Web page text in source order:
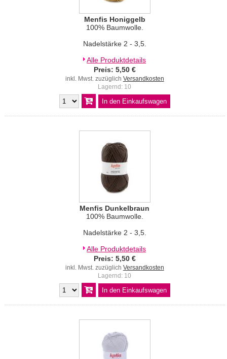
Menfis Honiggelb
100% Baumwolle.
Nadelstärke 2 - 3,5.
Alle Produktdetails
Preis: 5,50 €
inkl. Mwst. zuzüglich Versandkosten
Lagernd: 10
Menfis Dunkelbraun
100% Baumwolle.
Nadelstärke 2 - 3,5.
Alle Produktdetails
Preis: 5,50 €
inkl. Mwst. zuzüglich Versandkosten
Lagernd: 10